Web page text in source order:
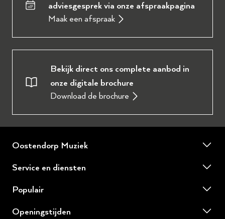
adviesgesprek via onze afspraakpagina
Maak een afspraak
Bekijk direct ons complete aanbod in
onze digitale brochure
Download de brochure
Oostendorp Muziek
Over ons
Ervaringen en reviews
Winkel Wezep
Service en diensten
Piano of vleugel huren
Piano of vleugel reparatie
Populair
Yamaha tweedehands piano's
Openingstijden